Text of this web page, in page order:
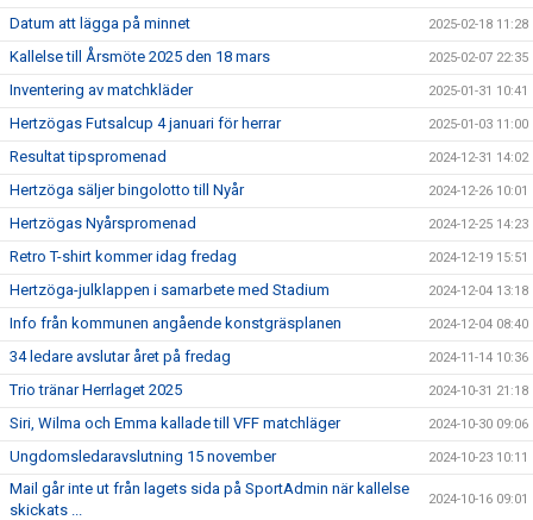
Datum att lägga på minnet 2025-02-18 11:28
Kallelse till Årsmöte 2025 den 18 mars 2025-02-07 22:35
Inventering av matchkläder 2025-01-31 10:41
Hertzögas Futsalcup 4 januari för herrar 2025-01-03 11:00
Resultat tipspromenad 2024-12-31 14:02
Hertzöga säljer bingolotto till Nyår 2024-12-26 10:01
Hertzögas Nyårspromenad 2024-12-25 14:23
Retro T-shirt kommer idag fredag 2024-12-19 15:51
Hertzöga-julklappen i samarbete med Stadium 2024-12-04 13:18
Info från kommunen angående konstgräsplanen 2024-12-04 08:40
34 ledare avslutar året på fredag 2024-11-14 10:36
Trio tränar Herrlaget 2025 2024-10-31 21:18
Siri, Wilma och Emma kallade till VFF matchläger 2024-10-30 09:06
Ungdomsledaravslutning 15 november 2024-10-23 10:11
Mail går inte ut från lagets sida på SportAdmin när kallelse
skickats ...
2024-10-16 09:01